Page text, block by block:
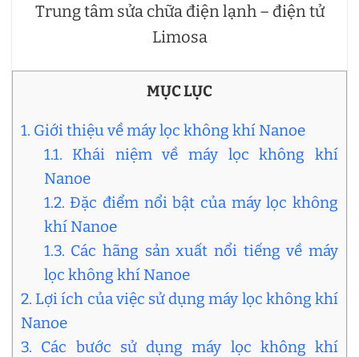
Trung tâm sửa chữa điện lạnh – điện tử
Limosa
MỤC LỤC
1. Giới thiệu về máy lọc không khí Nanoe
1.1. Khái niệm về máy lọc không khí
Nanoe
1.2. Đặc điểm nổi bật của máy lọc không
khí Nanoe
1.3. Các hãng sản xuất nổi tiếng về máy
lọc không khí Nanoe
2. Lợi ích của việc sử dụng máy lọc không khí
Nanoe
3. Các bước sử dụng máy lọc không khí